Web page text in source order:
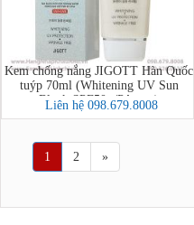
Kem chống nắng JIGOTT Hàn Quốc
tuýp 70ml (Whitening UV Sun
Block SPF50+/PA+++)
Liên hệ 098.679.8008
1 2 »